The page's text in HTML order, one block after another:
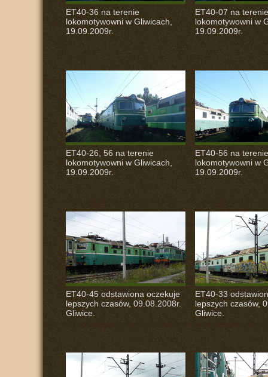
ET40-36 na terenie
lokomotywowni w Gliwicach,
19.09.2009r.
ET40-07 na terenie
lokomotywowni w
19.09.2009r.
ET40-26, 56 na terenie
lokomotywowni w Gliwicach,
19.09.2009r.
ET40-56 na terenie
lokomotywowni w
19.09.2009r.
ET40-45 odstawiona oczekuje
lepszych czasów, 09.08.2008r.
Gliwice.
ET40-33
lepszych czasów,
Gliwice.